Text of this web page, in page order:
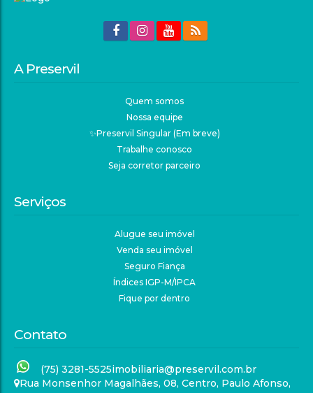
A Preservil
Quem somos
Nossa equipe
✨Preservil Singular (Em breve)
Trabalhe conosco
Seja corretor parceiro
Serviços
Alugue seu imóvel
Venda seu imóvel
Seguro Fiança
Índices IGP-M/IPCA
Fique por dentro
Contato
(75) 3281-5525imobiliaria@preservil.com.br
Rua Monsenhor Magalhães, 08, Centro, Paulo Afonso,